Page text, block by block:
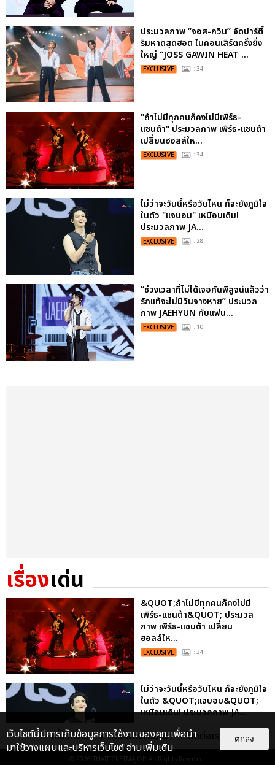
ประมวลภาพ “จอส-กวิน” จัดปาร์ตี้
ริมหาดสุดฮอต ในคอนเสิร์ตครั้งยิ่ง
ใหญ่ “JOSS GAWIN HEAT ...
EXCLUSIVE : 34
"ถ้าไม่มีทุกคนก็คงไม่มีเพิร์ธ-
แซนต้า" ประมวลภาพ เพิร์ธ-แซนต้า
เปลี่ยนฮอลล์ให...
EXCLUSIVE : 34
ไม่ว่าจะวันนี้หรือวันไหน ก็จะยังภูมิใจ
ในตัว "แจบอม" เหมือนเดิม!
ประมวลภาพ JA...
EXCLUSIVE : 28
“ช่วงเวลาที่ไม่ได้เจอกันพิสูจน์แล้วว่า
รักแท้จะไม่มีวันจางหาย” ประมวล
ภาพ JAEHYUN กับแฟน...
EXCLUSIVE : 10
เรื่องเด่น
&QUOT;ถ้าไม่มีทุกคนก็คงไม่มี
เพิร์ธ-แซนต้า&QUOT; ประมวล
ภาพ เพิร์ธ-แซนต้า เปลี่ยน
ฮอลล์ให...
EXCLUSIVE : 34
ไม่ว่าจะวันนี้หรือวันไหน ก็จะยังภูมิใจ
ในตัว &QUOT;แจบอม&QUOT;
เหมือนเดิม! ประมวลภาพ JA...
เกี่ยวกับเรา ติดต่อลงโฆษณา ติดต่อเรา
© 2026 THAITICKETMAJOR All Rights Reserved.
เว็บไซต์นี้มีการเก็บข้อมูลการใช้งานของคุณเพื่อนำ
มาใช้วางแผนและบริหารเว็บไซต์อ่านเพิ่มเติม
ตกลง